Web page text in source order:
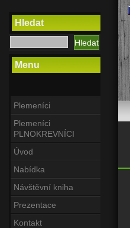
Hledat
Menu
Plemeníci
Plemeníci
PLNOKREVNÍCI
Úvod
Nabídka
Návštěvní kniha
Prezentace
Kontakt